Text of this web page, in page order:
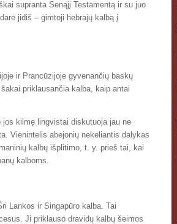
supranta Senąjį Testamentą ir su juo
jidiš – gimtoji hebrajų kalbą į
ir Prancūzijoje gyvenančių baskų
priklausančia kalba, kaip antai
kilmę lingvistai diskutuoja jau ne
Vienintelis abejonių nekeliantis dalykas
kalbų išplitimo, t. y. prieš tai, kai
kalboms.
Lankos ir Singapūro kalba. Tai
Ji priklauso dravidų kalbų šeimos